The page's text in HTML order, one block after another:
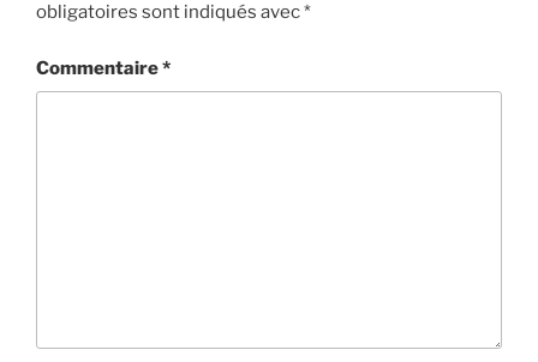
obligatoires sont indiqués avec*
Commentaire*